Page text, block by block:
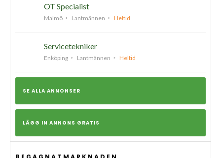
OT Specialist
Malmö Lantmännen Heltid
Servicetekniker
Enköping Lantmännen Heltid
SE ALLA ANNONSER
LÄGG IN ANNONS GRATIS